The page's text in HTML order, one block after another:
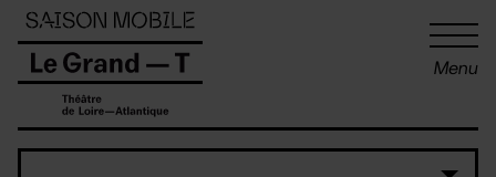
Menu
Panneau de gestion des cookies